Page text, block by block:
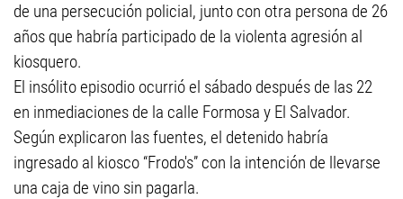
de una persecución policial, junto con otra persona de 26
años que habría participado de la violenta agresión al
kiosquero.
El insólito episodio ocurrió el sábado después de las 22
en inmediaciones de la calle Formosa y El Salvador.
Según explicaron las fuentes, el detenido habría
ingresado al kiosco “Frodo's” con la intención de llevarse
una caja de vino sin pagarla.